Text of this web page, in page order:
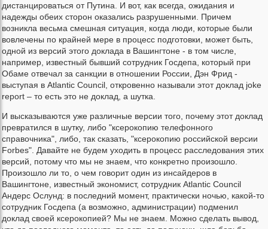
дистанцироваться от Путина. И вот, как всегда, ожидания и
надежды обеих сторон оказались разрушенными. Причем
возникла весьма смешная ситуация, когда люди, которые были
вовлечены по крайней мере в процесс подготовки, может быть,
одной из версий этого доклада в Вашингтоне - в том числе,
например, известный бывший сотрудник Госдепа, который при
Обаме отвечал за санкции в отношении России, Дэн Фрид -
выступая в Atlantic Council, откровенно называли этот доклад joke
report – то есть это не доклад, а шутка.
И высказываются уже различные версии того, почему этот доклад
превратился в шутку, либо "ксерокопию телефонного
справочника", либо, так сказать, "ксерокопию российской версии
Forbes". Давайте не будем уходить в процесс расследования этих
версий, потому что мы не знаем, что конкретно произошло.
Произошло ли то, о чем говорит один из инсайдеров в
Вашингтоне, известный экономист, сотрудник Atlantic Council
Андерс Ослунд: в последний момент, практически ночью, какой-то
сотрудник Госдепа (а возможно, администрации) подменил
доклад своей ксерокопией? Мы не знаем. Можно сделать вывод,